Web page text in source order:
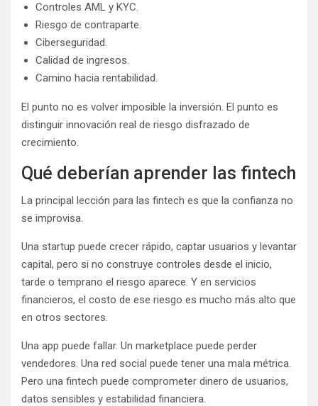
Controles AML y KYC.
Riesgo de contraparte.
Ciberseguridad.
Calidad de ingresos.
Camino hacia rentabilidad.
El punto no es volver imposible la inversión. El punto es
distinguir innovación real de riesgo disfrazado de
crecimiento.
Qué deberían aprender las fintech
La principal lección para las fintech es que la confianza no
se improvisa.
Una startup puede crecer rápido, captar usuarios y levantar
capital, pero si no construye controles desde el inicio,
tarde o temprano el riesgo aparece. Y en servicios
financieros, el costo de ese riesgo es mucho más alto que
en otros sectores.
Una app puede fallar. Un marketplace puede perder
vendedores. Una red social puede tener una mala métrica.
Pero una fintech puede comprometer dinero de usuarios,
datos sensibles y estabilidad financiera.